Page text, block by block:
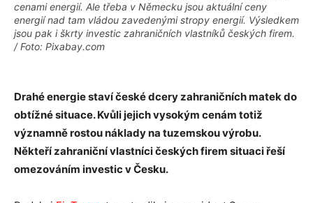
cenami energií. Ale třeba v Německu jsou aktuální ceny
energií nad tam vládou zavedenými stropy energií. Výsledkem
jsou pak i škrty investic zahraničních vlastníků českých firem.
/ Foto: Pixabay.com
Drahé energie staví české dcery zahraničních matek do
obtížné situace. Kvůli jejich vysokým cenám totiž
významně rostou náklady na tuzemskou výrobu.
Někteří zahraniční vlastníci českých firem situaci řeší
omezováním investic v Česku.